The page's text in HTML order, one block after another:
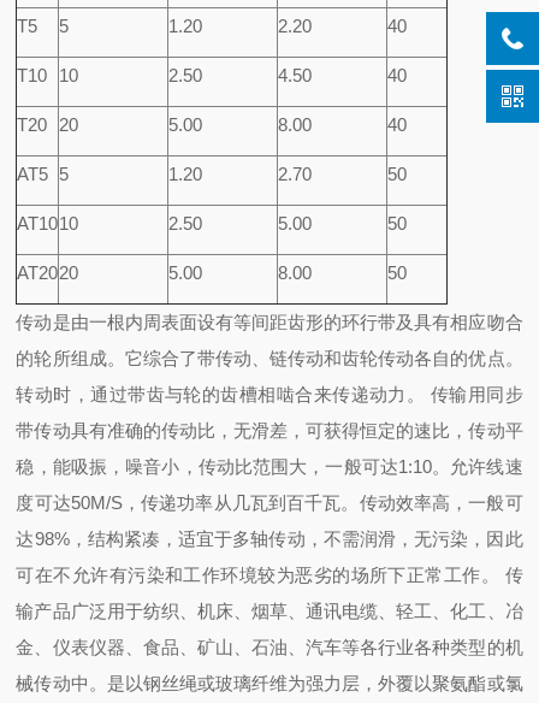
T5 5 1.20 2.20 40
T10 10 2.50 4.50 40
T20 20 5.00 8.00 40
AT5 5 1.20 2.70 50
AT1010 2.50 5.00 50
AT2020 5.00 8.00 50
传动是由一根内周表面设有等间距齿形的环行带及具有相应吻合
的轮所组成。它综合了带传动、链传动和齿轮传动各自的优点。
转动时，通过带齿与轮的齿槽相啮合来传递动力。 传输用同步
带传动具有准确的传动比，无滑差，可获得恒定的速比，传动平
稳，能吸振，噪音小，传动比范围大，一般可达1:10。允许线速
度可达50M/S，传递功率从几瓦到百千瓦。传动效率高，一般可
达98%，结构紧凑，适宜于多轴传动，不需润滑，无污染，因此
可在不允许有污染和工作环境较为恶劣的场所下正常工作。 传
输产品广泛用于纺织、机床、烟草、通讯电缆、轻工、化工、冶
金、仪表仪器、食品、矿山、石油、汽车等各行业各种类型的机
械传动中。是以钢丝绳或玻璃纤维为强力层，外覆以聚氨酯或氯